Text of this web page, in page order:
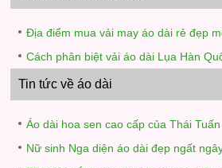
Địa điểm mua vải may áo dài rẻ đẹp
Cách phân biệt vải áo dài Lụa Hàn
Tin tức về áo dài
Áo dài hoa sen cao cấp của Thái Tuấn
Nữ sinh Nga diện áo dài đẹp ngất